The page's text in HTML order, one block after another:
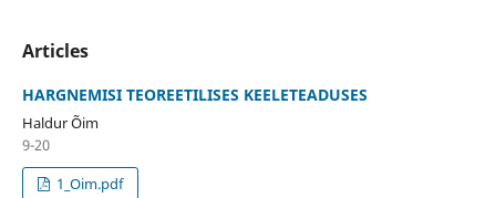
Articles
HARGNEMISI TEOREETILISES KEELETEADUSES
Haldur Õim
9-20
1_Oim.pdf